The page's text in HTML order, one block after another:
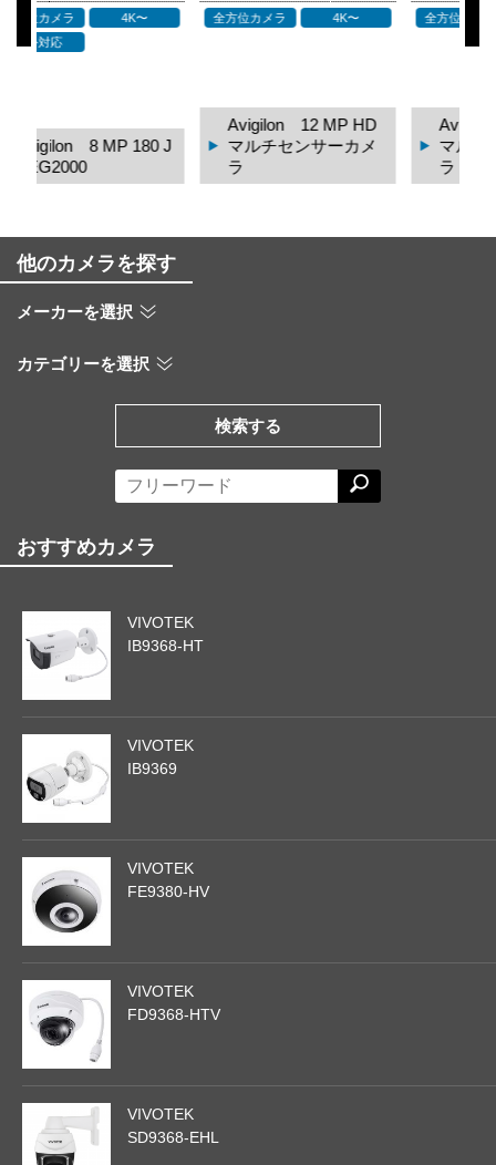
全方位カメラ
Avigilon 12 MP HD
マルチセンサーカメ
ラ
全方位カメラ
Avigilon 9 MP HD
マルチセンサーカメ
他のカメラを探す
メーカーを選択
カテゴリーを選択
検索する
おすすめカメラ
VIVOTEK
IB9368-HT
VIVOTEK
IB9369
VIVOTEK
FE9380-HV
VIVOTEK
FD9368-HTV
VIVOTEK
SD9368-EHL